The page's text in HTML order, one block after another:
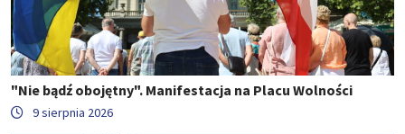
"Nie bądź obojętny". Manifestacja na Placu Wolności
9 sierpnia 2026